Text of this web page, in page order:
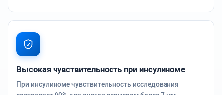
Высокая чувствительность при инсулиноме
При инсулиноме чувствительность исследования